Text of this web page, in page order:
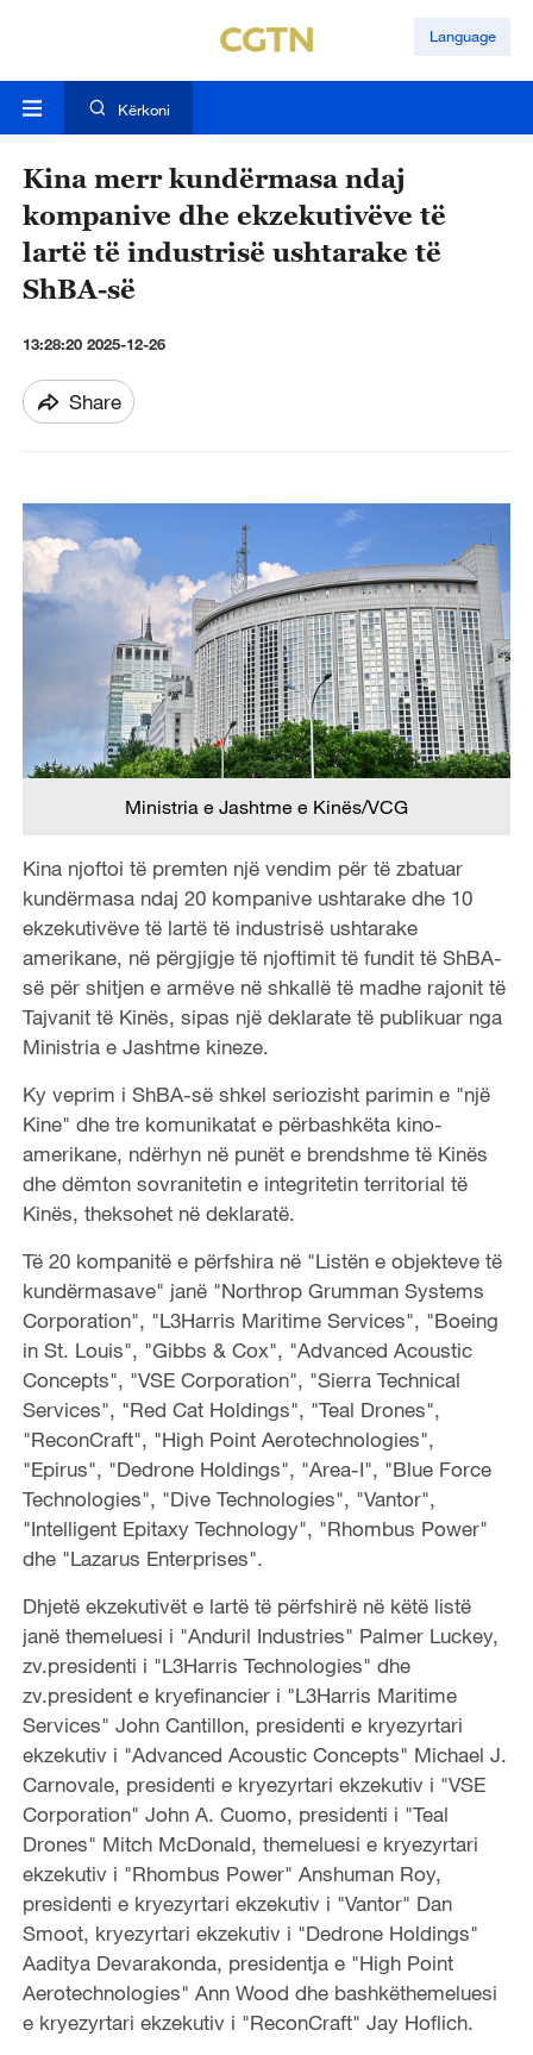
Language
Kërkoni
Kina merr kundërmasa ndaj
kompanive dhe ekzekutivëve të
lartë të industrisë ushtarake të
ShBA-së
13:28:20 2025-12-26
Share
Ministria e Jashtme e Kinës/VCG
Kina njoftoi të premten një vendim për të zbatuar
kundërmasa ndaj 20 kompanive ushtarake dhe 10
ekzekutivëve të lartë të industrisë ushtarake
amerikane, në përgjigje të njoftimit të fundit të ShBA-
së për shitjen e armëve në shkallë të madhe rajonit të
Tajvanit të Kinës, sipas një deklarate të publikuar nga
Ministria e Jashtme kineze.
Ky veprim i ShBA-së shkel seriozisht parimin e "një
Kine" dhe tre komunikatat e përbashkëta kino-
amerikane, ndërhyn në punët e brendshme të Kinës
dhe dëmton sovranitetin e integritetin territorial të
Kinës, theksohet në deklaratë.
Të 20 kompanitë e përfshira në "Listën e objekteve të
kundërmasave" janë "Northrop Grumman Systems
Corporation", "L3Harris Maritime Services", "Boeing
in St. Louis", "Gibbs & Cox", "Advanced Acoustic
Concepts", "VSE Corporation", "Sierra Technical
Services", "Red Cat Holdings", "Teal Drones",
"ReconCraft", "High Point Aerotechnologies",
"Epirus", "Dedrone Holdings", "Area-I", "Blue Force
Technologies", "Dive Technologies", "Vantor",
"Intelligent Epitaxy Technology", "Rhombus Power"
dhe "Lazarus Enterprises".
Dhjetë ekzekutivët e lartë të përfshirë në këtë listë
janë themeluesi i "Anduril Industries" Palmer Luckey,
zv.presidenti i "L3Harris Technologies" dhe
zv.president e kryefinancier i "L3Harris Maritime
Services" John Cantillon, presidenti e kryezyrtari
ekzekutiv i "Advanced Acoustic Concepts" Michael J.
Carnovale, presidenti e kryezyrtari ekzekutiv i "VSE
Corporation" John A. Cuomo, presidenti i "Teal
Drones" Mitch McDonald, themeluesi e kryezyrtari
ekzekutiv i "Rhombus Power" Anshuman Roy,
presidenti e kryezyrtari ekzekutiv i "Vantor" Dan
Smoot, kryezyrtari ekzekutiv i "Dedrone Holdings"
Aaditya Devarakonda, presidentja e "High Point
Aerotechnologies" Ann Wood dhe bashkëthemeluesi
e kryezyrtari ekzekutiv i "ReconCraft" Jay Hoflich.